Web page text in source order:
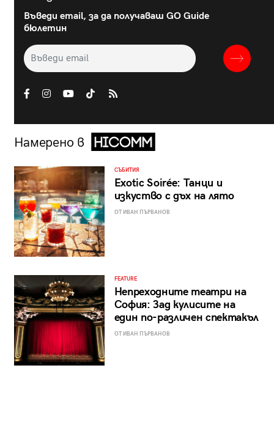
Въведи email, за да получаваш GO Guide
бюлетин
Намерено в
СЪБИТИЯ
Exotic Soirée: Танци и
изкуство с дъх на лято
ОТ ИВАН ПЪРВАНОВ
FEATURE
Непреходните театри на
София: Зад кулисите на
един по-различен спектакъл
ОТ ИВАН ПЪРВАНОВ